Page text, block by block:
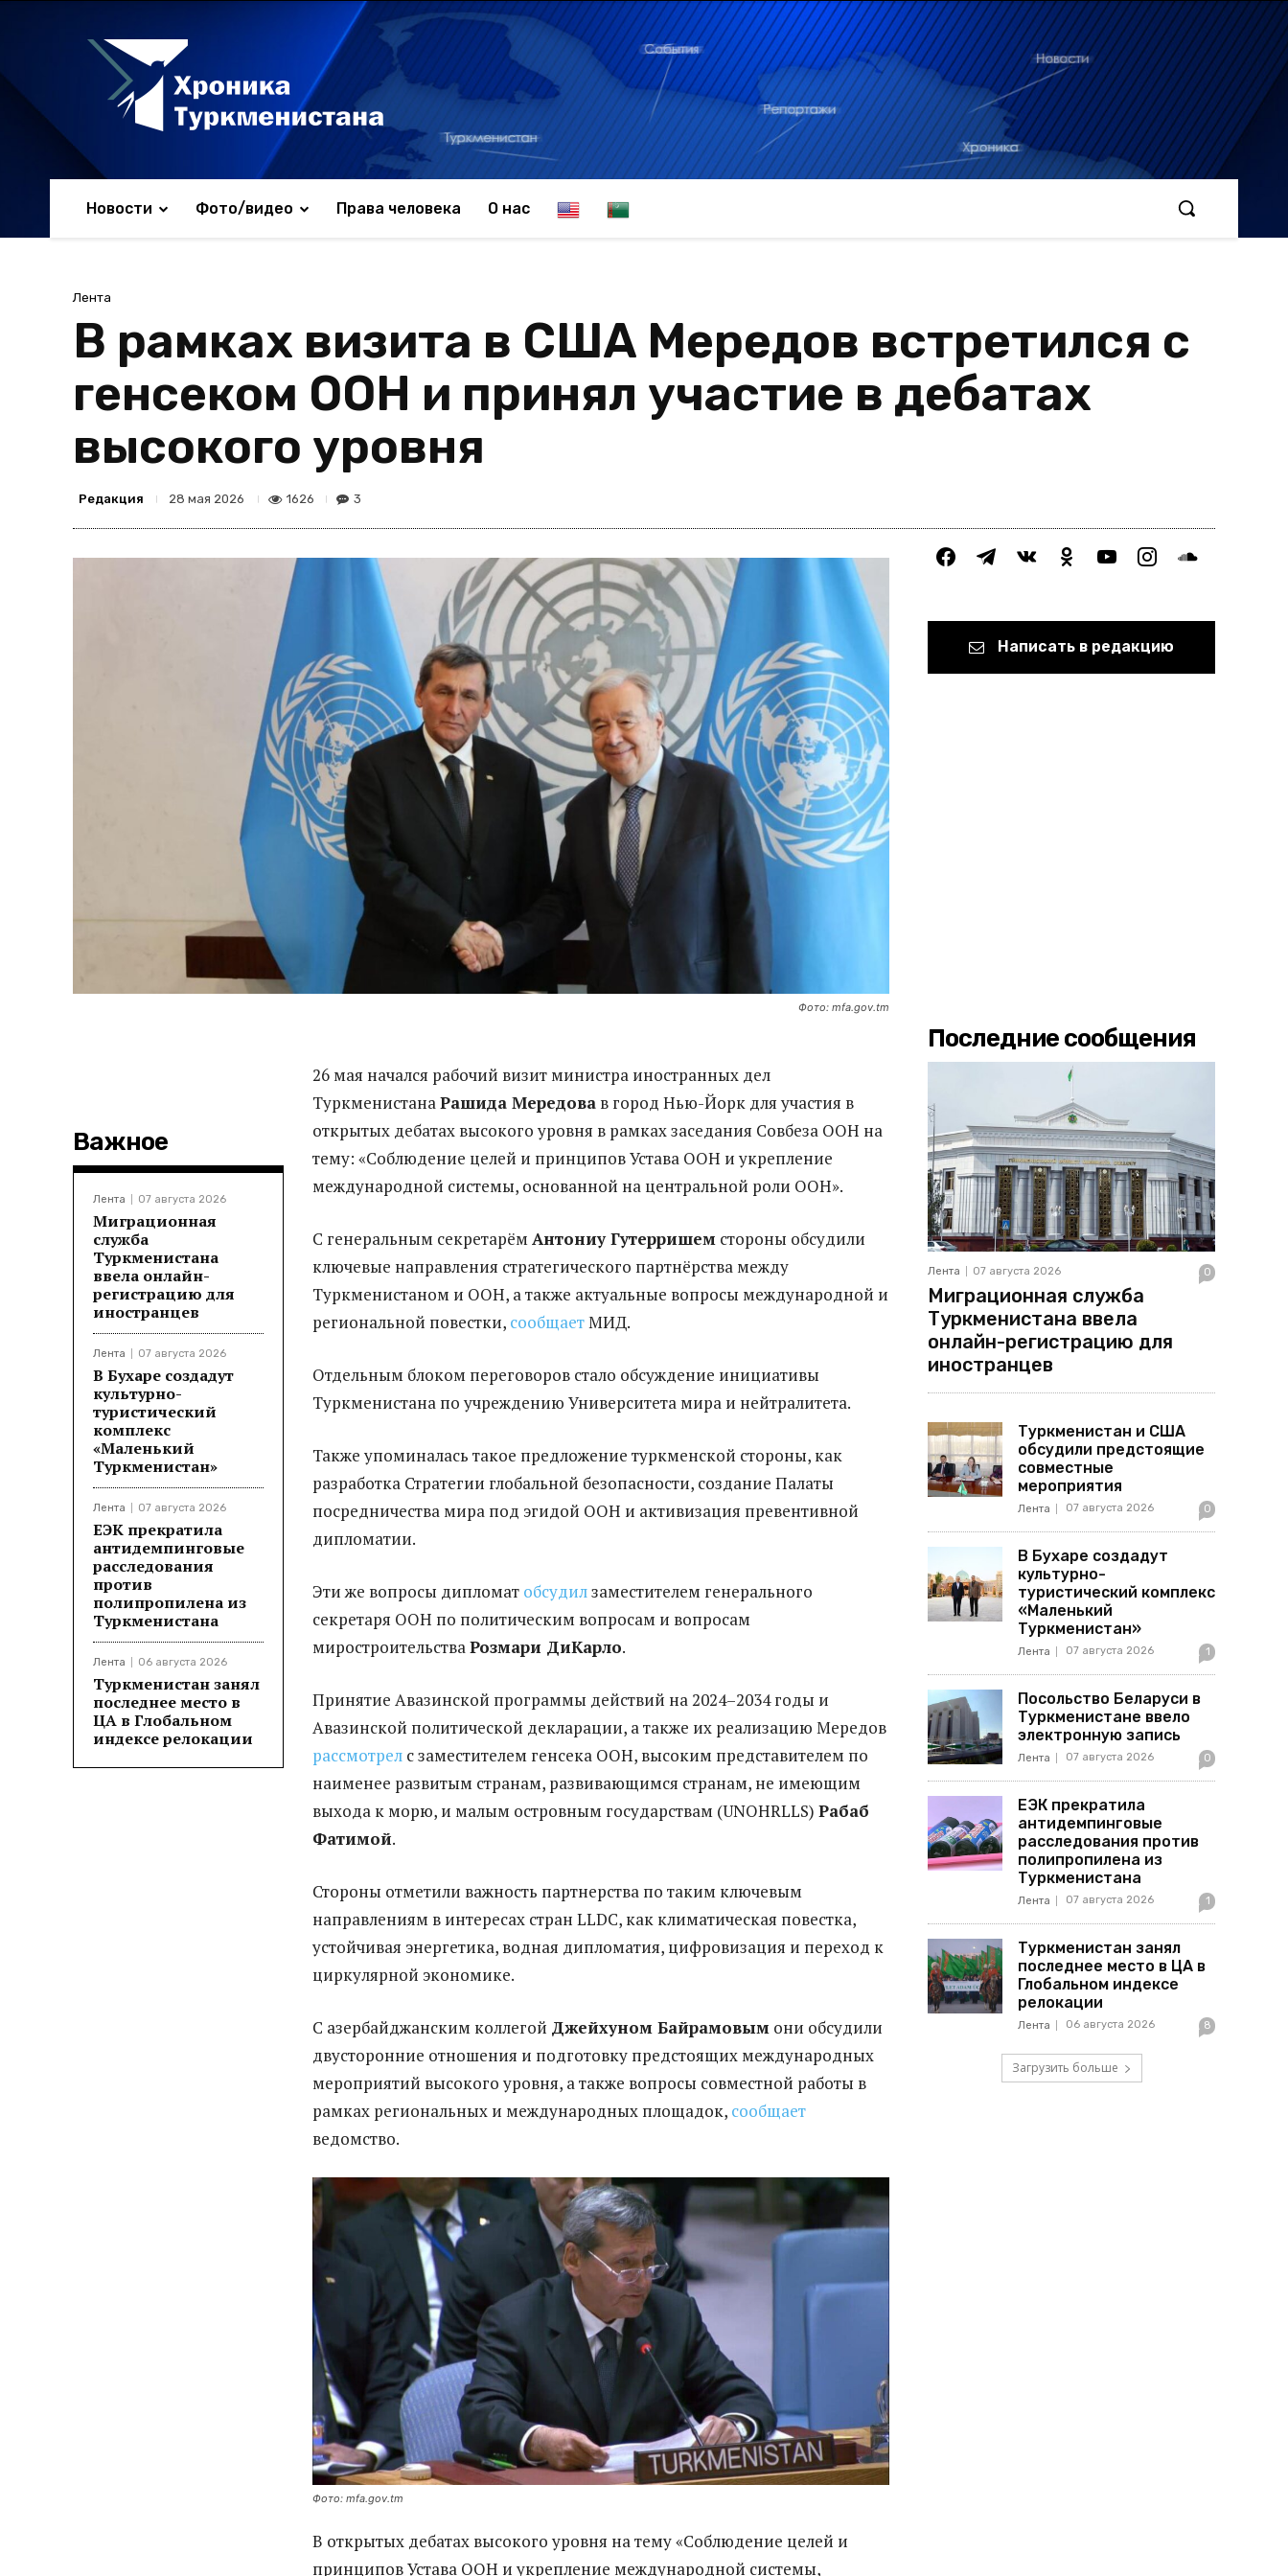
Новости Фото/видео Права человека О нас E
g
h
T
k
n
c
e
Лента
В рамках визита в США Мередов встретился с
генсеком ООН и принял участие в дебатах
высокого уровня
Редакция 28 мая 2026 1626 3
Фото: mfa.gov.tm
Важное
Лента 07 августа 2026
Миграционная
служба
Туркменистана
ввела онлайн-
регистрацию для
иностранцев
Лента 07 августа 2026
В Бухаре создадут
культурно-
туристический
комплекс
«Маленький
Туркменистан»
Лента 07 августа 2026
ЕЭК прекратила
антидемпинговые
расследования
против
полипропилена из
Туркменистана
Лента 06 августа 2026
Туркменистан занял
последнее место в
ЦА в Глобальном
индексе релокации
26 мая начался рабочий визит министра иностранных дел
ТуркменистанаРашида Мередова в город Нью-Йорк для участия в
открытых дебатах высокого уровня в рамках заседания Совбеза ООН на
тему: «Соблюдение целей и принципов Устава ООН и укрепление
международной системы, основанной на центральной роли ООН».
С генеральным секретарёмАнтониу Гутерришем стороны обсудили
ключевые направления стратегического партнёрства между
Туркменистаном и ООН, а также актуальные вопросы международной и
региональной повестки, сообщаетМИД.
Отдельным блоком переговоров стало обсуждение инициативы
Туркменистана по учреждению Университета мира и нейтралитета.
Также упоминалась такое предложение туркменской стороны, как
разработка Стратегии глобальной безопасности, создание Палаты
посредничества мира под эгидой ООН и активизация превентивной
дипломатии.
Эти же вопросы дипломат обсудилзаместителем генерального
секретаря ООН по политическим вопросам и вопросам
миростроительстваРозмари ДиКарло.
Принятие Авазинской программы действий на 2024–2034 годы и
Авазинской политической декларации, а также их реализацию Мередов
рассмотрел с заместителем генсека ООН, высоким представителем по
наименее развитым странам, развивающимся странам, не имеющим
выхода к морю, и малым островным государствам (UNOHRLLS) Рабаб
Фатимой.
Стороны отметили важность партнерства по таким ключевым
направлениям в интересах стран LLDC, как климатическая повестка,
устойчивая энергетика, водная дипломатия, цифровизация и переход к
циркулярной экономике.
С азербайджанским коллегой Джейхуном Байрамовым они обсудили
двусторонние отношения и подготовку предстоящих международных
мероприятий высокого уровня, а также вопросы совместной работы в
рамках региональных и международных площадок, сообщает
ведомство.
Фото: mfa.gov.tm
В открытых дебатах высокого уровня на тему «Соблюдение целей и
принципов Устава ООН и укрепление международной системы,
facebooktelegramvkontakteodnoklassniki
youtubeinstagramsoundcloud
Написать в редакцию
Последние сообщения
Лента 07 августа 2026 0
Миграционная служба
Туркменистана ввела
онлайн-регистрацию для
иностранцев
Туркменистан и США
обсудили предстоящие
совместные
мероприятия
Лента 07 августа 2026 0
В Бухаре создадут
культурно-
туристический комплекс
«Маленький
Туркменистан»
Лента 07 августа 2026 1
Посольство Беларуси в
Туркменистане ввело
электронную запись
Лента 07 августа 2026 0
ЕЭК прекратила
антидемпинговые
расследования против
полипропилена из
Туркменистана
Лента 07 августа 2026 1
Туркменистан занял
последнее место в ЦА в
Глобальном индексе
релокации
Лента 06 августа 2026 8
Загрузить больше